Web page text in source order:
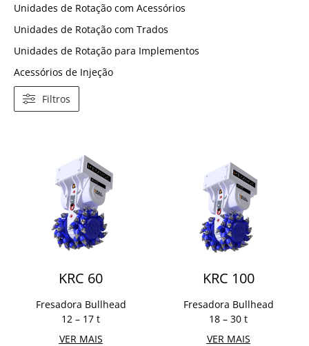
Unidades de Rotação com Acessórios
Unidades de Rotação com Trados
Unidades de Rotação para Implementos
Acessórios de Injeção
Filtros
KRC 60
Fresadora Bullhead
12 – 17 t
VER MAIS
KRC 100
Fresadora Bullhead
18 – 30 t
VER MAIS